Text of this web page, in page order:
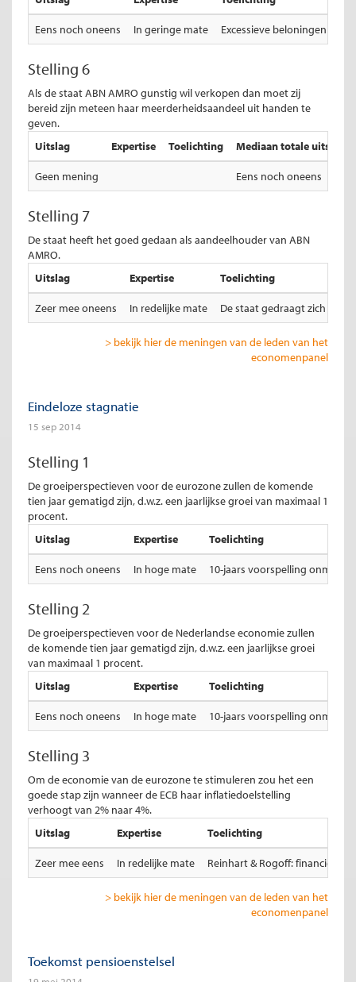
Eens noch oneens In geringe mate Excessieve beloningen zijn
Stelling 6
Als de staat ABN AMRO gunstig wil verkopen dan moet zij
bereid zijn meteen haar meerderheidsaandeel uit handen te
geven.
Uitslag
Expertise Toelichting Mediaan totale uitslag
Geen mening Eens noch oneens
Stelling 7
De staat heeft het goed gedaan als aandeelhouder van ABN
AMRO.
Uitslag
Expertise Toelichting
Zeer mee oneens In redelijke mate De staat gedraagt zich als
> bekijk hier de meningen van de leden van het
economenpanel
Eindeloze stagnatie
15 sep 2014
Stelling 1
De groeiperspectieven voor de eurozone zullen de komende
tien jaar gematigd zijn, d.w.z. een jaarlijkse groei van maximaal 1
procent.
Uitslag
Expertise Toelichting
Eens noch oneens In hoge mate 10-jaars voorspelling
Stelling 2
De groeiperspectieven voor de Nederlandse economie zullen
de komende tien jaar gematigd zijn, d.w.z. een jaarlijkse groei
van maximaal 1 procent.
Uitslag
Expertise Toelichting
Eens noch oneens In hoge mate 10-jaars voorspelling
Stelling 3
Om de economie van de eurozone te stimuleren zou het een
goede stap zijn wanneer de ECB haar inflatiedoelstelling
verhoogt van 2% naar 4%.
Uitslag
Expertise Toelichting
Zeer mee eens In redelijke mate Reinhart & Rogoff: financiele
> bekijk hier de meningen van de leden van het
economenpanel
Toekomst pensioenstelsel